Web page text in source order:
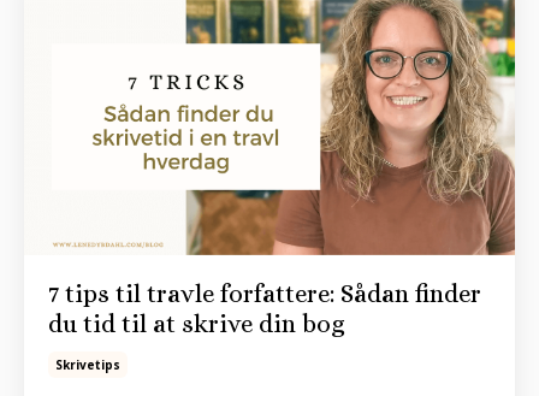
7 tips til travle forfattere: Sådan finder
du tid til at skrive din bog
Skrivetips